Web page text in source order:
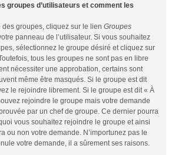
groupes d’utilisateurs et comment les
des groupes, cliquez sur le lien Groupes
panneau de l’utilisateur. Si vous souhaitez
sélectionnez le groupe désiré et cliquez sur
tous les groupes ne sont pas en libre
nécessiter une approbation, certains sont
même être masqués. Si le groupe est dit
le rejoindre librement. Si le groupe est dit « À
rejoindre le groupe mais votre demande
par un chef de groupe. Ce dernier pourra
vous souhaitez rejoindre le groupe et ainsi
ou non votre demande. N’importunez pas le
votre demande, il a sûrement ses raisons.